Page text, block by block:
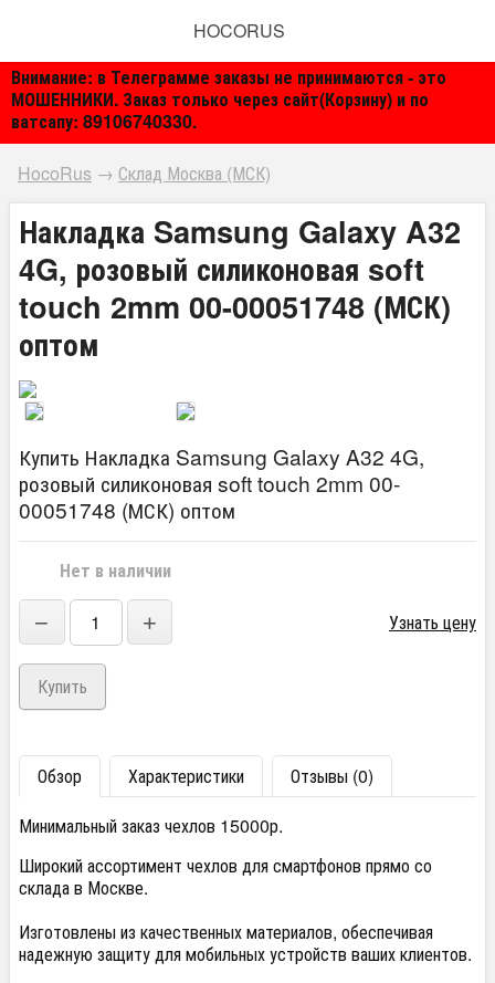
Внимание: в Телеграмме заказы не принимаются - это
МОШЕННИКИ. Заказ только через сайт(Корзину) и по
ватсапу: 89106740330.
HOCORUS
HocoRus → Склад Москва (МСК)
Накладка Samsung Galaxy A32
4G, розовый силиконовая soft
touch 2mm 00-00051748 (МСК)
оптом
Купить Накладка Samsung Galaxy A32 4G,
розовый силиконовая soft touch 2mm 00-
00051748 (МСК) оптом
Нет в наличии
− + Узнать цену
Обзор Характеристики
Отзывы (0)
Минимальный заказ чехлов 15000р.
Широкий ассортимент чехлов для смартфонов прямо со
склада в Москве.
Изготовлены из качественных материалов, обеспечивая
надежную защиту для мобильных устройств ваших клиентов.